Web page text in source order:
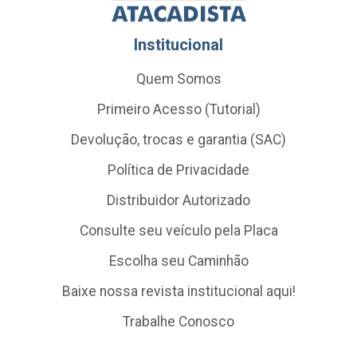
Institucional
Quem Somos
Primeiro Acesso (Tutorial)
Devolução, trocas e garantia (SAC)
Política de Privacidade
Distribuidor Autorizado
Consulte seu veículo pela Placa
Escolha seu Caminhão
Baixe nossa revista institucional aqui!
Trabalhe Conosco